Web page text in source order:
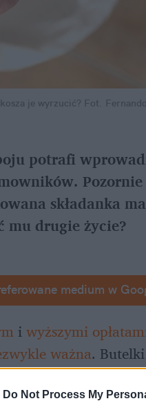
Do Not Process My
je wyrzucić? Fot.
potrafi
składanka
mu drugie życie?
medium w
i wyższymi
ważna.
kawy puste